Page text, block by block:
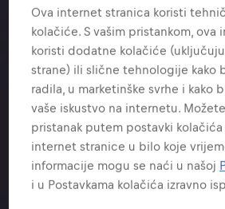
Ova internet stranica koristi
kolačiće. S vašim pristankom, ova
koristi dodatne kolačiće
strane) ili slične tehnologije kako
radila, u marketinške svrhe i kako
vaše iskustvo na internetu.
pristanak putem postavki
internet stranice u bilo koje
informacije mogu se naći u našoj
i u Postavkama kolačića izravno